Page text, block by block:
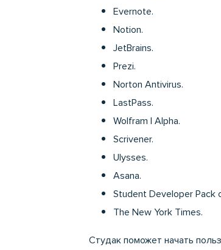
Evernote.
Notion.
JetBrains.
Prezi.
Norton Antivirus.
LastPass.
Wolfram | Alpha.
Scrivener.
Ulysses.
Asana.
Student Developer Pack
The New York Times.
Студак поможет начать